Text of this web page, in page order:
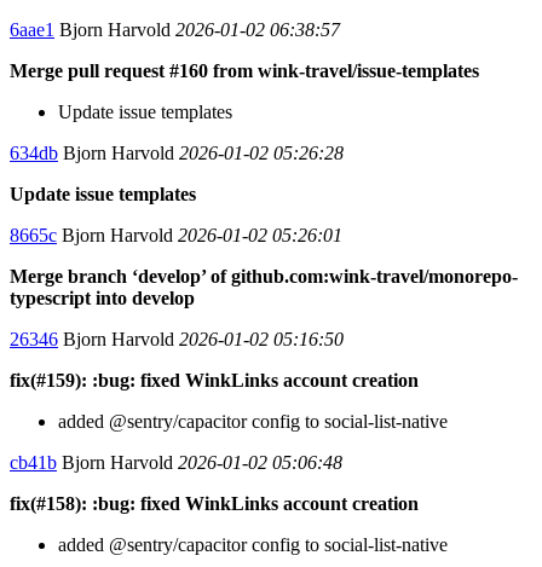
6aae1 Bjorn Harvold 2026-01-02 06:38:57
Merge pull request #160 from wink-travel/issue-templates
Update issue templates
634db Bjorn Harvold 2026-01-02 05:26:28
Update issue templates
8665c Bjorn Harvold 2026-01-02 05:26:01
Merge branch ‘develop’ of github.com:wink-travel/monorepo-
typescript into develop
26346 Bjorn Harvold 2026-01-02 05:16:50
fix(#159): :bug: fixed WinkLinks account creation
added @sentry/capacitor config to social-list-native
cb41b Bjorn Harvold 2026-01-02 05:06:48
fix(#158): :bug: fixed WinkLinks account creation
added @sentry/capacitor config to social-list-native